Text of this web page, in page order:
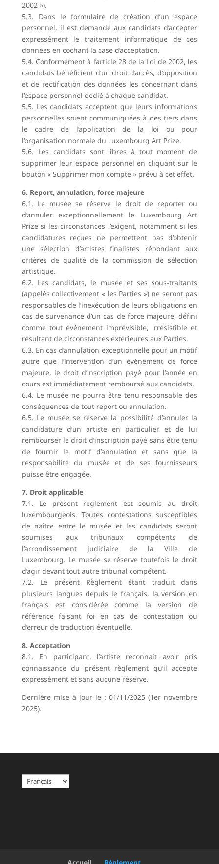
2002 »).
5.3. Dans le formulaire de création d’un espace
personnel, il est demandé aux candidats d’accepter
expressément le traitement informatique de ces
données en cochant la case d’acceptation.
5.4. Conformément à l’article 28 de la Loi de 2002, les
candidats bénéficient d’un droit d’accès, d’opposition
et de rectification des données les concernant dans
l’espace personnel dédié à chaque candidat.
5.5. Les candidats acceptent que leurs informations
personnelles soient communiquées à des tiers dans
le cadre de l’application de la loi ou pour
l’organisation normale du Luxembourg Art Prize.
5.6. Les candidats sont libres à tout moment de
supprimer leur espace personnel en cliquant sur le
bouton « Supprimer mon compte » prévu à cet effet.
6. Report, annulation, force majeure
6.1. Le musée se réserve le droit de reporter ou
d’annuler exceptionnellement le Luxembourg Art
Prize si les circonstances l’exigent, notamment si les
candidatures reçues ne permettent pas d’obtenir
une sélection d’artistes finalistes répondant aux
critères de qualité de la commission de sélection
artistique.
6.2. Les candidats, le musée et ses sous-traitants
(appelés collectivement « les Parties ») ne seront pas
responsables de l’inexécution de leurs obligations en
cas de survenance d’un cas de force majeure, défini
comme tout événement imprévisible, irrésistible et
résultant de circonstances extérieures aux Parties.
6.3. En cas d’annulation exceptionnelle pour un motif
autre que l’intervention d’un évènement de force
majeure, le droit d’inscription payé pour l’année en
cours est immédiatement remboursé aux candidats.
6.4. Le musée ne pourra être tenu responsable des
conséquences de tout report ou annulation.
6.5. Le musée se réserve la possibilité d’annuler la
candidature d’un artiste en particulier et de lui
rembourser le droit d’inscription payé sans être tenu
de fournir le motif d’annulation et sans que la
responsabilité du musée et de ses fournisseurs
puisse être engagée.
7. Droit applicable
7.1. Le présent règlement est soumis au droit
luxembourgeois. Toutes contestations susceptibles
de naître entre le musée et les candidats seront
soumises aux tribunaux compétents de
l’arrondissement judiciaire de la Ville de
Luxembourg. Le musée se réserve toutefois le droit
d’agir devant tout autre tribunal compétent.
7.2. Le présent Règlement étant traduit dans
plusieurs langues depuis le français, la version en
français est considérée comme la version de
référence faisant foi en cas de contestation ou
d’erreur de traduction éventuelle.
8. Acceptation
8.1. En participant, l’artiste reconnait avoir pris
connaissance du présent règlement qu’il accepte
expressément et sans aucune réserve.
Dernière mise à jour le : 01/11/2025 (1er novembre
2025).
h